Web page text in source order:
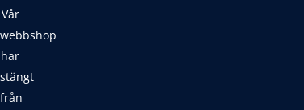
Vår
webbshop
har
stängt
från